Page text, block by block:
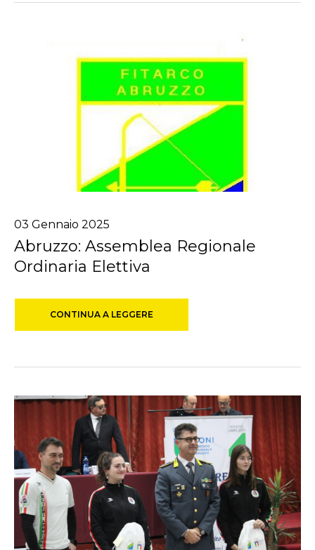
03 Gennaio 2025
Abruzzo: Assemblea Regionale
Ordinaria Elettiva
CONTINUA A LEGGERE